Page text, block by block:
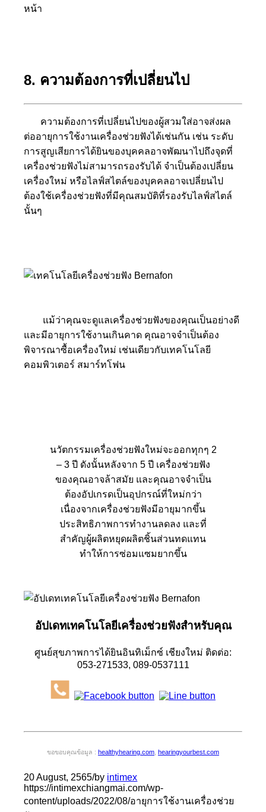
หน้า
8. ความต้องการที่เปลี่ยนไป
ความต้องการที่เปลี่ยนไปของผู้สวมใส่อาจส่งผล
ต่ออายุการใช้งานเครื่องช่วยฟังได้เช่นกัน เช่น ระดับ
การสูญเสียการได้ยินของบุคคลอาจพัฒนาไปถึงจุดที่
เครื่องช่วยฟังไม่สามารถรองรับได้ จำเป็นต้องเปลี่ยน
เครื่องใหม่ หรือไลฟ์สไตล์ของบุคคลอาจเปลี่ยนไป
ต้องใช้เครื่องช่วยฟังที่มีคุณสมบัติที่รองรับไลฟ์สไตล์
นั้นๆ
แม้ว่าคุณจะดูแลเครื่องช่วยฟังของคุณเป็นอย่างดี
และมีอายุการใช้งานเกินคาด คุณอาจจำเป็นต้อง
พิจารณาซื้อเครื่องใหม่ เช่นเดียวกับเทคโนโลยี
คอมพิวเตอร์ สมาร์ทโฟน
นวัตกรรมเครื่องช่วยฟังใหม่จะออกทุกๆ 2
– 3 ปี ดังนั้นหลังจาก 5 ปี เครื่องช่วยฟัง
ของคุณอาจล้าสมัย และคุณอาจจำเป็น
ต้องอัปเกรดเป็นอุปกรณ์ที่ใหม่กว่า
เนื่องจากเครื่องช่วยฟังมีอายุมากขึ้น
ประสิทธิภาพการทำงานลดลง และที่
สำคัญผู้ผลิตหยุดผลิตชิ้นส่วนทดแทน
ทำให้การซ่อมแซมยากขึ้น
อัปเดทเทคโนโลยีเครื่องช่วยฟังสำหรับคุณ
ศูนย์สุขภาพการได้ยินอินทิเม็กซ์ เชียงใหม่ ติดต่อ:
053-271533, 089-0537111
ขอขอบคุณข้อมูล : healthyhearing.com, hearingyourbest.com
20 August, 2565/by intimex
https://intimexchiangmai.com/wp-
content/uploads/2022/08/อายุการใช้งานเครื่องช่วย